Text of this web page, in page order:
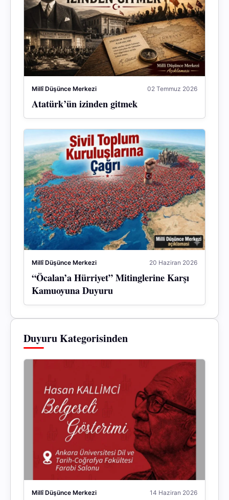
Millî Düşünce Merkezi 02 Temmuz 2026
Atatürk’ün izinden gitmek
Millî Düşünce Merkezi 20 Haziran 2026
“Öcalan’a Hürriyet” Mitinglerine Karşı
Kamuoyuna Duyuru
Duyuru Kategorisinden
Millî Düşünce Merkezi 14 Haziran 2026